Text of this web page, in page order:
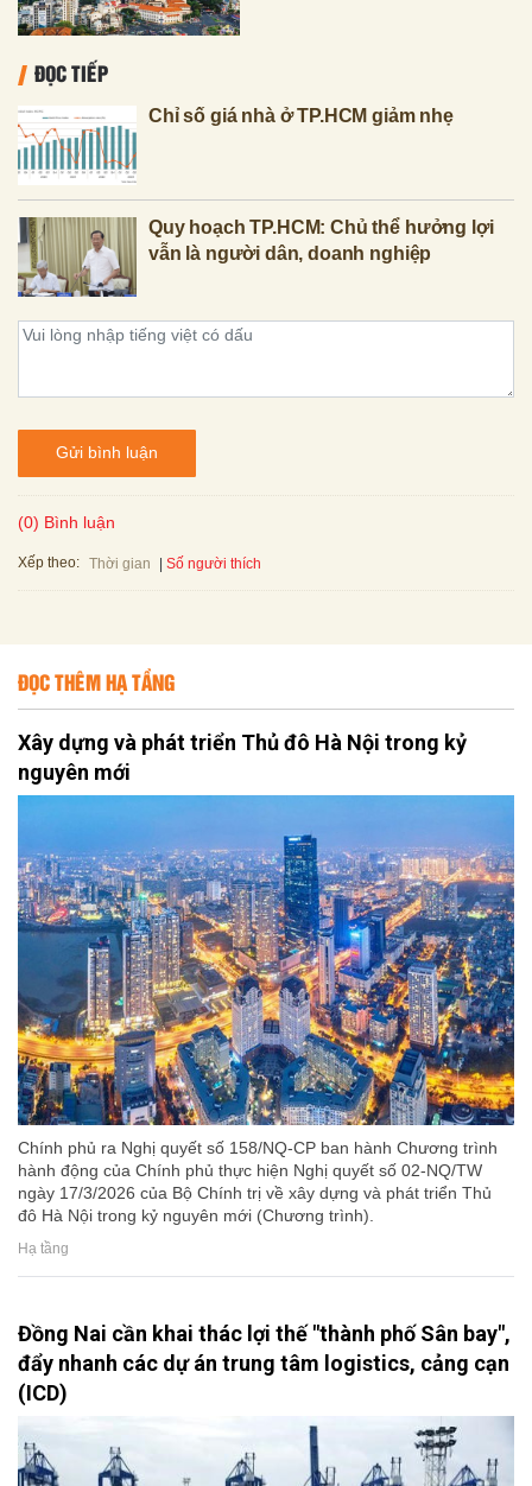
ĐỌC TIẾP
Chỉ số giá nhà ở TP.HCM giảm nhẹ
Quy hoạch TP.HCM: Chủ thể hưởng lợi
vẫn là người dân, doanh nghiệp
Gửi bình luận
(0) Bình luận
Xếp theo: Thời gian Số người thích
ĐỌC THÊM HẠ TẦNG
Xây dựng và phát triển Thủ đô Hà Nội trong kỷ
nguyên mới
Chính phủ ra Nghị quyết số 158/NQ-CP ban hành Chương trình
hành động của Chính phủ thực hiện Nghị quyết số 02-NQ/TW
ngày 17/3/2026 của Bộ Chính trị về xây dựng và phát triển Thủ
đô Hà Nội trong kỷ nguyên mới (Chương trình).
Hạ tầng
Đồng Nai cần khai thác lợi thế "thành phố Sân bay",
đẩy nhanh các dự án trung tâm logistics, cảng cạn
(ICD)